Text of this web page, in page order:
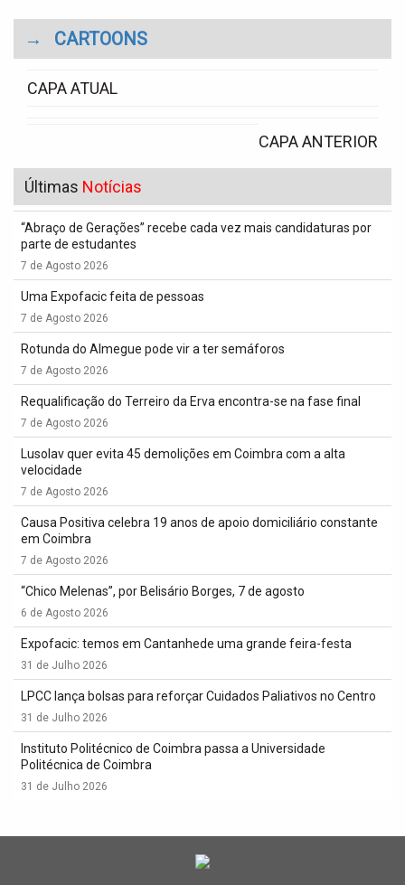
→ CARTOONS
CAPA ATUAL
CAPA ANTERIOR
Últimas Notícias
“Abraço de Gerações” recebe cada vez mais candidaturas por
parte de estudantes
7 de Agosto 2026
Uma Expofacic feita de pessoas
7 de Agosto 2026
Rotunda do Almegue pode vir a ter semáforos
7 de Agosto 2026
Requalificação do Terreiro da Erva encontra-se na fase final
7 de Agosto 2026
Lusolav quer evita 45 demolições em Coimbra com a alta
velocidade
7 de Agosto 2026
Causa Positiva celebra 19 anos de apoio domiciliário constante
em Coimbra
7 de Agosto 2026
“Chico Melenas”, por Belisário Borges, 7 de agosto
6 de Agosto 2026
Expofacic: temos em Cantanhede uma grande feira-festa
31 de Julho 2026
LPCC lança bolsas para reforçar Cuidados Paliativos no Centro
31 de Julho 2026
Instituto Politécnico de Coimbra passa a Universidade
Politécnica de Coimbra
31 de Julho 2026